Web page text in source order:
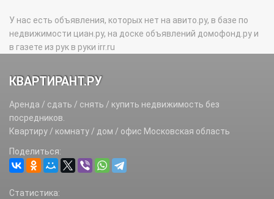
У нас есть объявления, которых нет на авито.ру, в базе по
недвижимости циан.ру, на доске объявлений домофонд.ру и
в газете из рук в руки irr.ru
КВАРТИРАНТ.РУ
Аренда / сдать / снять / купить недвижимость без
посредников.
Квартиру / комнату / дом / офис Московская область
Поделиться:
Статистика: